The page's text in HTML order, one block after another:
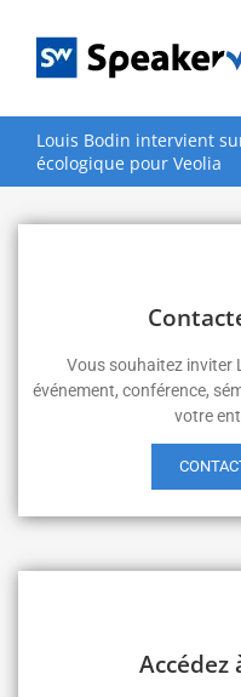
contenu
Louis Bodin intervient
écologique pour Veolia
Vous souhaitez inviter
événement, conférence,
votre